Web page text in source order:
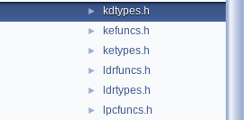
► kdtypes.h
► kefuncs.h
► ketypes.h
► ldrfuncs.h
► ldrtypes.h
► lpcfuncs.h